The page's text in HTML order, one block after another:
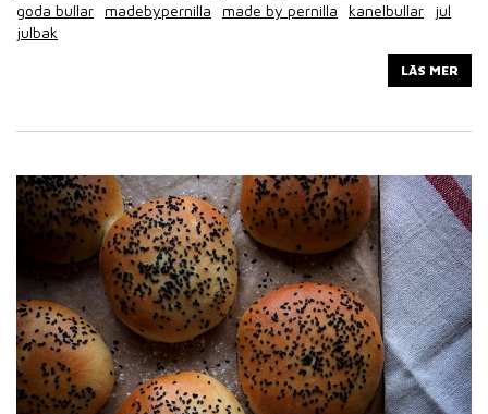
goda bullar madebypernilla made by pernilla kanelbullar
jul
julbak
LÄS MER